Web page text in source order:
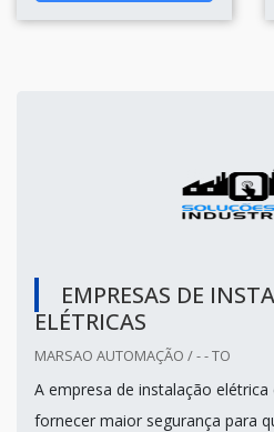
EMPRESAS DE
ELÉTRICAS
MARSAO AUTOMAÇÃO / - - TO
A empresa de instalação
fornecer maior segurança para